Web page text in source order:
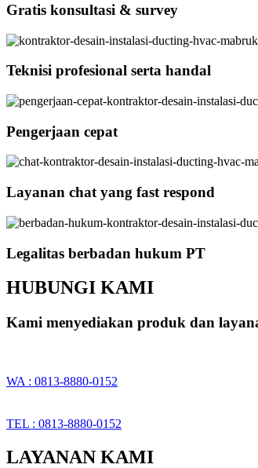
Gratis konsultasi & survey
Teknisi profesional serta handal
Pengerjaan cepat
Layanan chat yang fast respond
Legalitas berbadan hukum PT
HUBUNGI KAMI
Kami menyediakan produk dan
WA : 0813-8880-0152
TEL : 0813-8880-0152
LAYANAN KAMI